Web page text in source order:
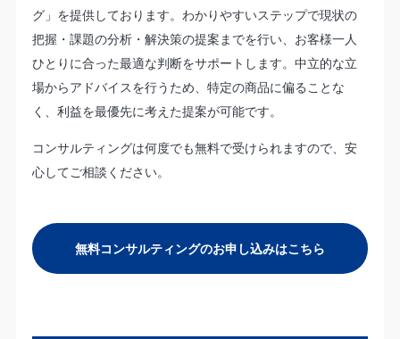
グ」を提供しております。わかりやすいステップで現状の
把握・課題の分析・解決策の提案までを行い、お客様一人
ひとりに合った最適な判断をサポートします。中立的な立
場からアドバイスを行うため、特定の商品に偏ることな
く、利益を最優先に考えた提案が可能です。
コンサルティングは何度でも無料で受けられますので、安
心してご相談ください。
無料コンサルティングのお申し込みはこちら